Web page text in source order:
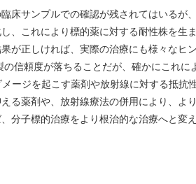
床サンプルでの確認が残されてはいるが
、これにより標的薬に対する耐性株を生
が正しければ、実際の治療にも様々なヒ
の信頼度が落ちることだが、確かにこれ
ージを起こす薬剤や放射線に対する抵抗
る薬剤や、放射線療法の併用により、よ
分子標的治療をより根治的な治療へと変